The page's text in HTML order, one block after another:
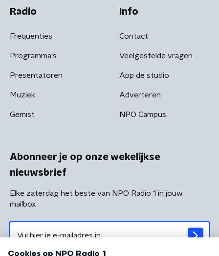
Radio
Frequenties
Programma's
Presentatoren
Muziek
Gemist
Info
Contact
Veelgestelde vragen
App de studio
Adverteren
NPO Campus
Abonneer je op onze wekelijkse
nieuwsbrief
Elke zaterdag het beste van NPO Radio 1 in jouw
mailbox